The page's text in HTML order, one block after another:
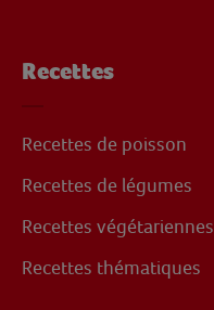
Recettes
Recettes de poisson
Recettes de légumes
Recettes végétariennes
Recettes thématiques